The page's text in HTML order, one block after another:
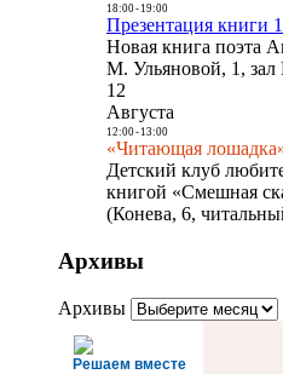
18:00- 19:00
Презентация книги
Новая книга поэта
М. Ульяновой, 1,
12
Августа
12:00- 13:00
«Читающая
Детский клуб
книгой «Смешная
(Конева, 6,
Архивы
Архивы
Решаем вместе